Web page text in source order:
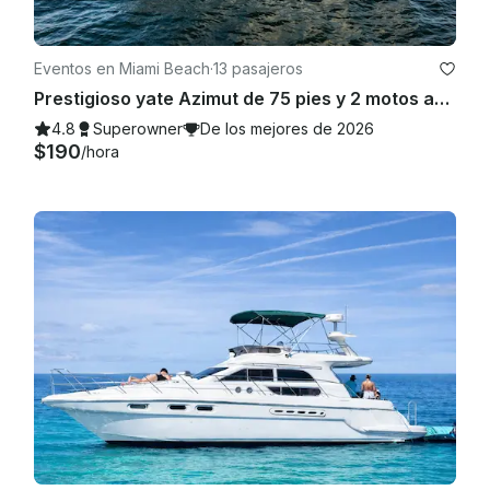
ambas partes acuerdan salir en las condiciones justas
acordadas en los detalles de la reserva, ¡estaremos
Eventos en Miami Beach·13 pasajeros
Prestigioso yate Azimut de 75 pies y 2 motos acuáticas
4.8 Superowner De los mejores de 2026
$190/hora